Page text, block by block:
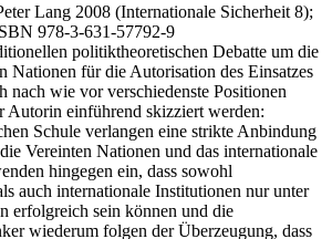
Lang 2008 (Internationale Sicherheit 8);
978-3-631-57792-9
politiktheoretischen Debatte um die
Nationen für die Autorisation des Einsatzes
nach wie vor verschiedenste Positionen
Autorin einführend skizziert werden:
Schule verlangen eine strikte Anbindung
Vereinten Nationen und das internationale
hingegen ein, dass sowohl
auch internationale Institutionen nur unter
erfolgreich sein können und die
wiederum folgen der Überzeugung, dass